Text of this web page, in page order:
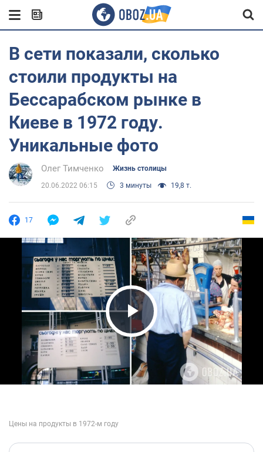
В сети показали, сколько
стоили продукты на
Бессарабском рынке в
Киеве в 1972 году.
Уникальные фото
Олег Тимченко Жизнь столицы
20.06.2022 06:15 3 минуты 19,8 т.
17
Play Video